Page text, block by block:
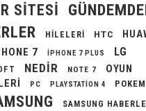
SITESI
HILELERI HTC
7 IPHONE 7 PLUS LG
NEDIR NOTE 7
OYUN
PC PLAYSTATION 4
SAMSUNG